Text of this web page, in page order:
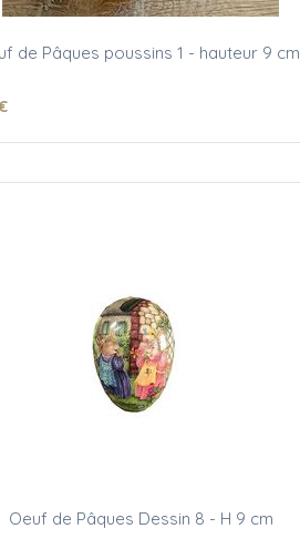
de Pâques poussins 1 - hauteur 9 cm
Oeuf de Pâques Dessin 8 - H 9 cm